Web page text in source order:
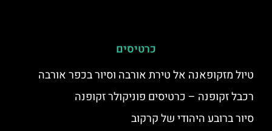
כרטיסים
טיול מזקופאנה אל טירת אורבה וסיור בכפר אורבה
רכבל זקופנה – כרטיסים פוניקולר זקופנה
סיור ברובע היהודי של קרקוב